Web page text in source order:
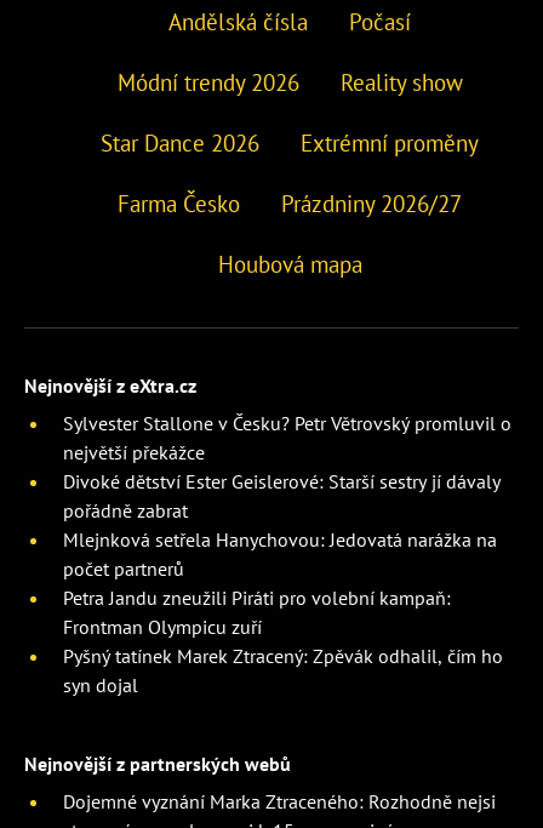
Andělská čísla Počasí
Módní trendy 2026 Reality show
Star Dance 2026 Extrémní proměny
Farma Česko Prázdniny 2026/27
Houbová mapa
Nejnovější z eXtra.cz
Sylvester Stallone v Česku? Petr Větrovský promluvil o
největší překážce
Divoké dětství Ester Geislerové: Starší sestry jí dávaly
pořádně zabrat
Mlejnková setřela Hanychovou: Jedovatá narážka na
počet partnerů
Petra Jandu zneužili Piráti pro volební kampaň:
Frontman Olympicu zuří
Pyšný tatínek Marek Ztracený: Zpěvák odhalil, čím ho
syn dojal
Nejnovější z partnerských webů
Dojemné vyznání Marka Ztraceného: Rozhodně nejsi